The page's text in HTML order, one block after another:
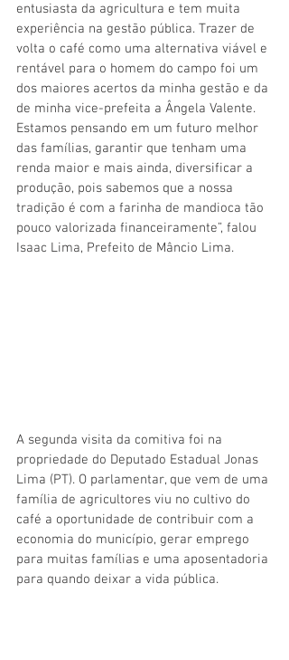
entusiasta da agricultura e tem muita
experiência na gestão pública. Trazer de
volta o café como uma alternativa viável e
rentável para o homem do campo foi um
dos maiores acertos da minha gestão e da
de minha vice-prefeita a Ângela Valente.
Estamos pensando em um futuro melhor
das famílias, garantir que tenham uma
renda maior e mais ainda, diversificar a
produção, pois sabemos que a nossa
tradição é com a farinha de mandioca tão
pouco valorizada financeiramente”, falou
Isaac Lima, Prefeito de Mâncio Lima.
A segunda visita da comitiva foi na
propriedade do Deputado Estadual Jonas
Lima (PT). O parlamentar, que vem de uma
família de agricultores viu no cultivo do
café a oportunidade de contribuir com a
economia do município, gerar emprego
para muitas famílias e uma aposentadoria
para quando deixar a vida pública.